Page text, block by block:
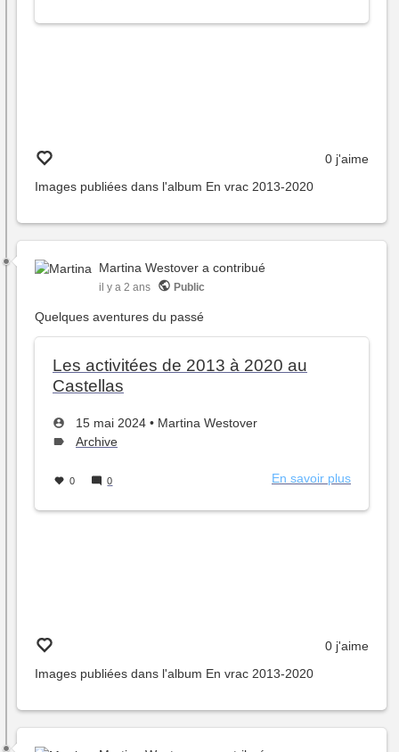
version
0 j'aime
Images publiées dans l'album En vrac 2013-2020
Martina Westover a contribué
il y a 2 ans Public
Quelques aventures du passé
Les activitées de 2013 à 2020 au
Castellas
Créé
le
15 mai 2024 •
par
Martina Westover
Type
sujet :
Archive
0 0 En savoir plus
0 j'aime
Images publiées dans l'album En vrac 2013-2020